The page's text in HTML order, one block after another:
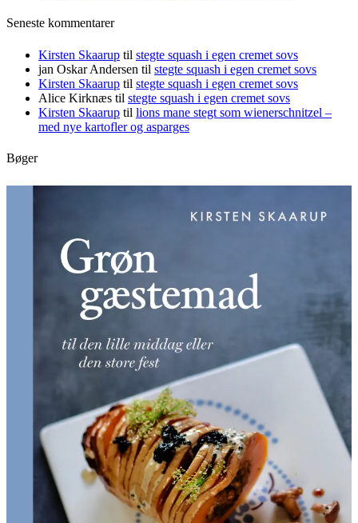
Seneste kommentarer
Kirsten Skaarup til stegte squash i egen cremet sovs
jan Oskar Andersen til stegte squash i egen cremet sovs
Kirsten Skaarup til stegte squash i egen cremet sovs
Alice Kirknæs til stegte squash i egen cremet sovs
Kirsten Skaarup til lions mane stegt som wienerschnitzel –
med nye kartofler og asparges
Bøger